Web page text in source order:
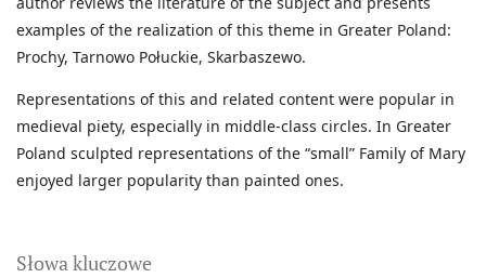
Słowa kluczowe
examples of the realization of this theme in Greater Poland:
Prochy, Tarnowo Połuckie, Skarbaszewo.
Representations of this and related content were popular in
medieval piety, especially in middle-class circles. In Greater
Poland sculpted representations of the “small” Family of Mary
enjoyed larger popularity than painted ones.